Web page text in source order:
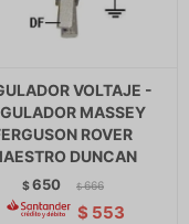
VOLTAJE -
MASSEY
ROVER
DUNCAN
$650 $ 666
$ 553